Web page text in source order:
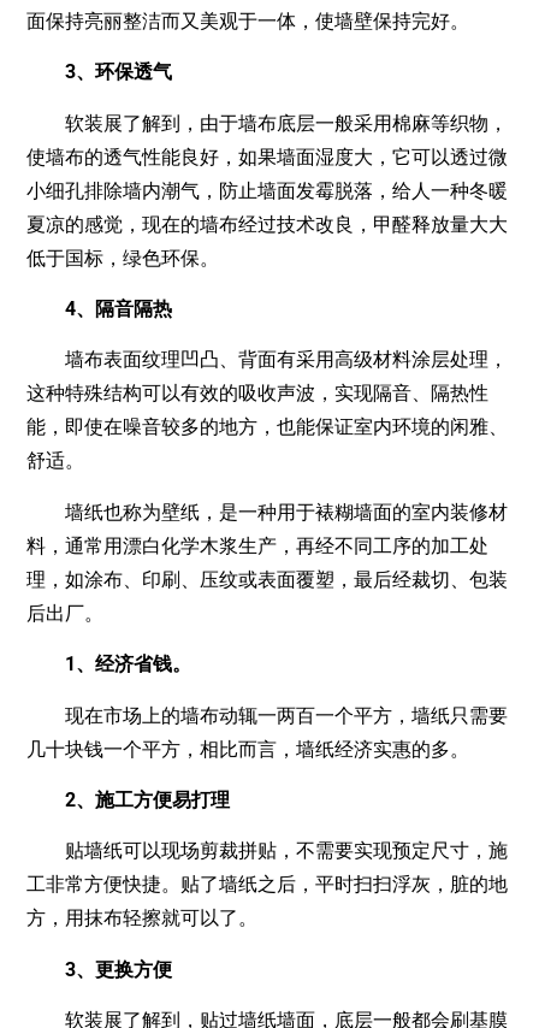
面保持亮丽整洁而又美观于一体，使墙壁保持完好。
3、环保透气
软装展了解到，由于墙布底层一般采用棉麻等织物，
使墙布的透气性能良好，如果墙面湿度大，它可以透过微
小细孔排除墙内潮气，防止墙面发霉脱落，给人一种冬暖
夏凉的感觉，现在的墙布经过技术改良，甲醛释放量大大
低于国标，绿色环保。
4、隔音隔热
墙布表面纹理凹凸、背面有采用高级材料涂层处理，
这种特殊结构可以有效的吸收声波，实现隔音、隔热性
能，即使在噪音较多的地方，也能保证室内环境的闲雅、
舒适。
墙纸也称为壁纸，是一种用于裱糊墙面的室内装修材
料，通常用漂白化学木浆生产，再经不同工序的加工处
理，如涂布、印刷、压纹或表面覆塑，最后经裁切、包装
后出厂。
1、经济省钱。
现在市场上的墙布动辄一两百一个平方，墙纸只需要
几十块钱一个平方，相比而言，墙纸经济实惠的多。
2、施工方便易打理
贴墙纸可以现场剪裁拼贴，不需要实现预定尺寸，施
工非常方便快捷。贴了墙纸之后，平时扫扫浮灰，脏的地
方，用抹布轻擦就可以了。
3、更换方便
软装展了解到，贴过墙纸墙面，底层一般都会刷基膜